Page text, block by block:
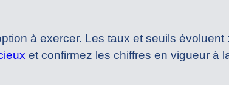
à exercer. Les taux et seuils évoluent :
et confirmez les chiffres en vigueur à